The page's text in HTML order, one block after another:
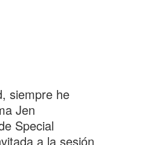
siempre he
Jen
Special
a la sesión